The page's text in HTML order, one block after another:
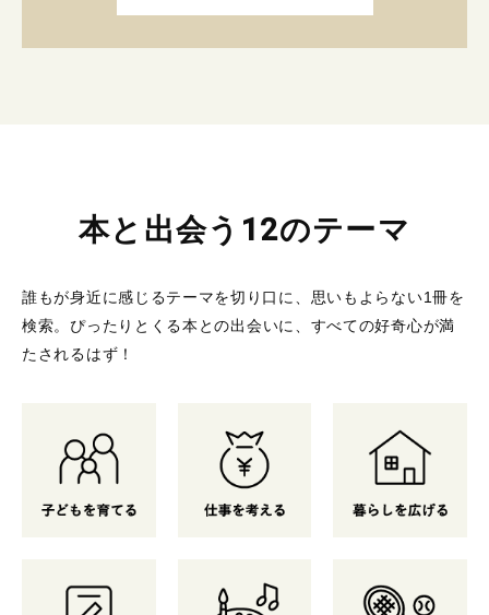
本と出会う12のテーマ
誰もが身近に感じるテーマを切り口に、思いもよらない1冊を
検索。 ぴったりとくる本との出会いに、すべての好奇心が満
たされるはず！